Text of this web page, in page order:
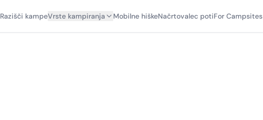
Razišči kampeVrste kampiranja Mobilne hiškeNačrtovalec potiFor Campsites